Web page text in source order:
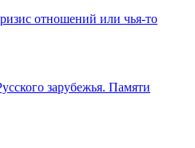
отношений или чья-то
зарубежья. Памяти